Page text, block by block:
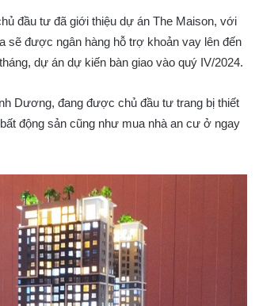
đầu tư đã giới thiệu dự án The Maison, với
sẽ được ngân hàng hỗ trợ khoản vay lên đến
dự án dự kiến bàn giao vào quý IV/2024.
Dương, đang được chủ đầu tư trang bị thiết
động sản cũng như mua nhà an cư ở ngay